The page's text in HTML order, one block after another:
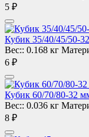
Элементы
ними
колесо,
имеют
защиты от
опалубки,
5 ₽
Кубик 35/40/45/50-
Вес:: 0.168 кг
6 ₽
Кубик 60/70/80-32
Вес:: 0.036 кг
8 ₽